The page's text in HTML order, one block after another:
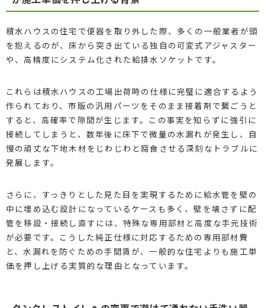
積水ハウスの住宅で便器を取り外した際、多くの一般業者が頭
を抱えるのが、床から突き出ている独自の可変式アジャスター
や、高精度にシステム化された給排水ソケットです。
これらは積水ハウスの工場出荷時の仕様に完璧に適合するよう
作られており、市販の汎用パーツをそのまま接着剤で繋ごうと
すると、高確率で隙間が生じます。この事実を知らずに強引に
接続してしまうと、数年後に床下で微量の水漏れが発生し、自
慢の頑丈な下地木材をじわじわと腐食させる深刻なトラブルに
発展します。
さらに、すっきりとした見た目を実現するために給水管を壁の
中に埋め込む設計になっているケースも多く、壁を壊さずに配
管を移設・接続し直すには、特殊な専用部材と高度な手元技術
が必要です。こうした純正仕様に対応するための専用部材費
と、水漏れを防ぐための手間賃が、一般的な住宅よりも施工単
価を押し上げる実質的な理由となっています。